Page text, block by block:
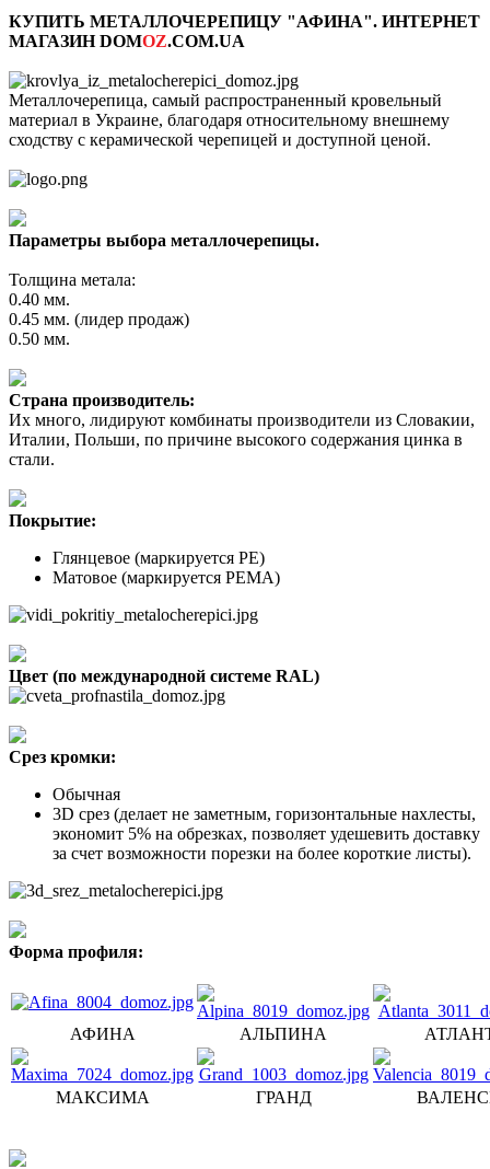
КУПИТЬ МЕТАЛЛОЧЕРЕПИЦУ "АФИНА". ИНТЕРНЕТ
МАГАЗИН DOMOZ.COM.UA
Металлочерепица, самый распространенный кровельный
материал в Украине, благодаря относительному внешнему
сходству с керамической черепицей и доступной ценой.
Параметры выбора металлочерепицы.
Толщина метала:
0.40 мм.
0.45 мм. (лидер продаж)
0.50 мм.
Страна производитель:
Их много, лидируют комбинаты производители из Словакии,
Италии, Польши, по причине высокого содержания цинка в
стали.
Покрытие:
Глянцевое (маркируется РЕ)
Матовое (маркируется РЕМА)
Цвет (по международной системе RAL)
Срез кромки:
Обычная
3D срез (делает не заметным, горизонтальные нахлесты,
экономит 5% на обрезках, позволяет удешевить доставку
за счет возможности порезки на более короткие листы).
Форма профиля:
АФИНА АЛЬПИНА
МАКСИМА ГРАНД